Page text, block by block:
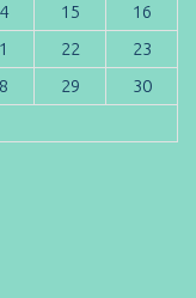
15
16
22
23
29
30